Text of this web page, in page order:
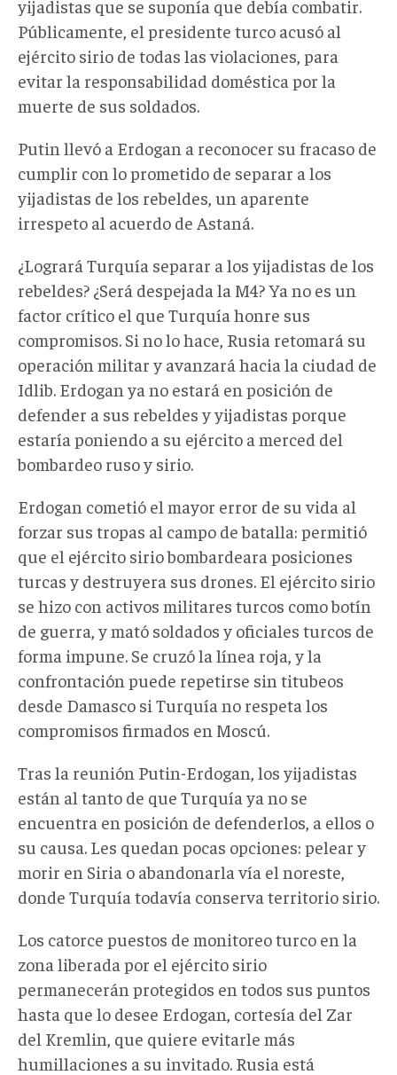
yijadistas que se suponía que debía combatir.
Públicamente, el presidente turco acusó al
ejército sirio de todas las violaciones, para
evitar la responsabilidad doméstica por la
muerte de sus soldados.
Putin llevó a Erdogan a reconocer su fracaso de
cumplir con lo prometido de separar a los
yijadistas de los rebeldes, un aparente
irrespeto al acuerdo de Astaná.
¿Logrará Turquía separar a los yijadistas de los
rebeldes? ¿Será despejada la M4? Ya no es un
factor crítico el que Turquía honre sus
compromisos. Si no lo hace, Rusia retomará su
operación militar y avanzará hacia la ciudad de
Idlib. Erdogan ya no estará en posición de
defender a sus rebeldes y yijadistas porque
estaría poniendo a su ejército a merced del
bombardeo ruso y sirio.
Erdogan cometió el mayor error de su vida al
forzar sus tropas al campo de batalla: permitió
que el ejército sirio bombardeara posiciones
turcas y destruyera sus drones. El ejército sirio
se hizo con activos militares turcos como botín
de guerra, y mató soldados y oficiales turcos de
forma impune. Se cruzó la línea roja, y la
confrontación puede repetirse sin titubeos
desde Damasco si Turquía no respeta los
compromisos firmados en Moscú.
Tras la reunión Putin-Erdogan, los yijadistas
están al tanto de que Turquía ya no se
encuentra en posición de defenderlos, a ellos o
su causa. Les quedan pocas opciones: pelear y
morir en Siria o abandonarla vía el noreste,
donde Turquía todavía conserva territorio sirio.
Los catorce puestos de monitoreo turco en la
zona liberada por el ejército sirio
permanecerán protegidos en todos sus puntos
hasta que lo desee Erdogan, cortesía del Zar
del Kremlin, que quiere evitarle más
humillaciones a su invitado. Rusia está